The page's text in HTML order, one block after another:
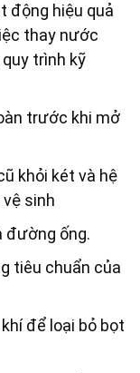
động hiệu quả
thay nước
trình kỹ
trước khi mở
khỏi két và hệ
vệ sinh
đường ống.
tiêu chuẩn của
để loại bỏ bọt